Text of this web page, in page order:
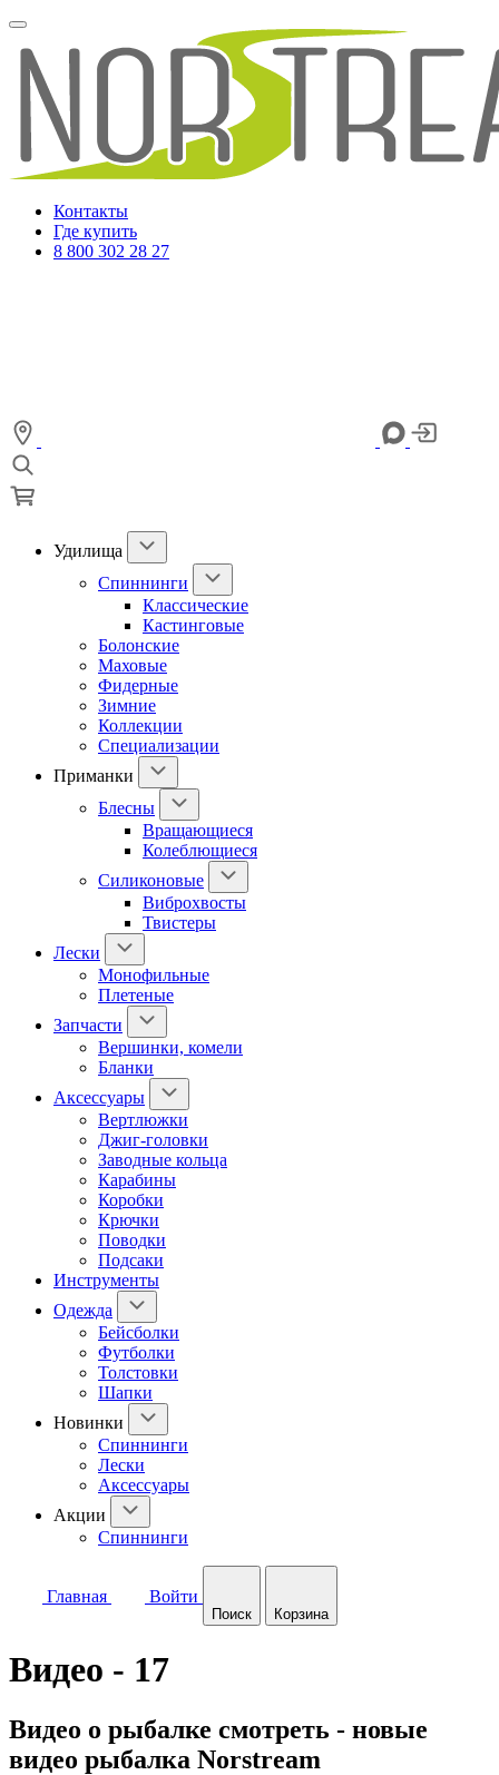
Контакты
Где купить
8 800 302 28 27
Удилища
Спиннинги
Классические
Кастинговые
Болонские
Маховые
Фидерные
Зимние
Коллекции
Специализации
Приманки
Блесны
Вращающиеся
Колеблющиеся
Силиконовые
Виброхвосты
Твистеры
Лески
Монофильные
Плетеные
Запчасти
Вершинки, комели
Бланки
Аксессуары
Вертлюжки
Джиг-головки
Заводные кольца
Карабины
Коробки
Крючки
Поводки
Подсаки
Инструменты
Одежда
Бейсболки
Футболки
Толстовки
Шапки
Новинки
Спиннинги
Лески
Аксессуары
Акции
Спиннинги
Главная Войти
Поиск Корзина
Видео - 17
Видео о рыбалке смотреть - новые
видео рыбалка Norstream